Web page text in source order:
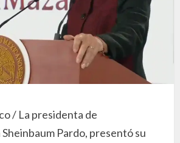
/ La presidenta de
Pardo, presentó su